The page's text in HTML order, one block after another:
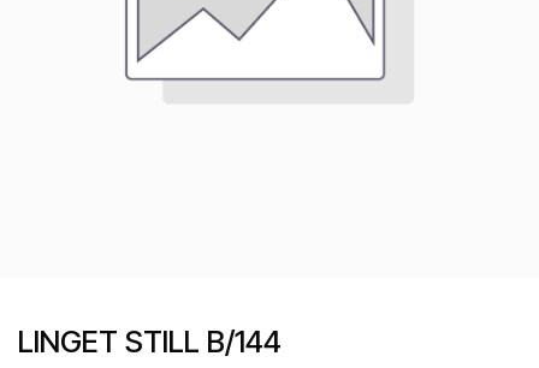
LINGET STILL B/144